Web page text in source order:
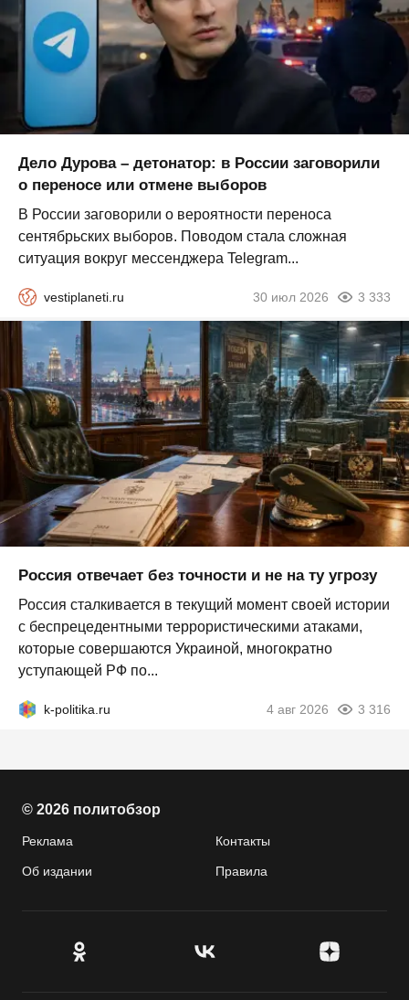
Дело Дурова – детонатор: в России заговорили
о переносе или отмене выборов
В России заговорили о вероятности переноса
сентябрьских выборов. Поводом стала сложная
ситуация вокруг мессенджера Telegram...
vestiplaneti.ru 30 июл 2026 3 333
Россия отвечает без точности и не на ту угрозу
Россия сталкивается в текущий момент своей истории
с беспрецедентными террористическими атаками,
которые совершаются Украиной, многократно
уступающей РФ по...
k-politika.ru 4 авг 2026 3 316
© 2026 политобзор
Реклама Контакты
Об издании Правила